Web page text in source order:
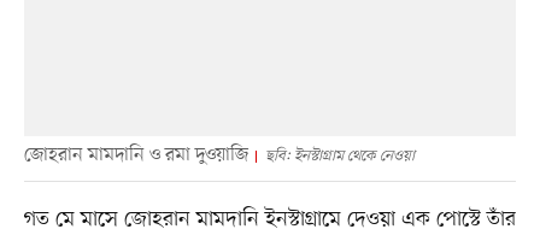
জোহরান মামদানি ও রমা দুওয়াজি ছবি: ইনস্টাগ্রাম থেকে নেওয়া
গত মে মাসে জোহরান মামদানি ইনস্টাগ্রামে দেওয়া এক পোস্টে তাঁর